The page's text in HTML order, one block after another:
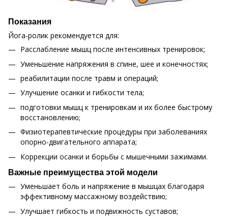
Показания
Йога-ролик рекомендуется для:
Расслабление мышц после интенсивных тренировок;
Уменьшение напряжения в спине, шее и конечностях;
реабилитации после травм и операций;
Улучшение осанки и гибкости тела;
подготовки мышц к тренировкам и их более быстрому
восстановлению;
Физиотерапевтические процедуры при заболеваниях
опорно-двигательного аппарата;
Коррекции осанки и борьбы с мышечными зажимами.
Важные преимущества этой модели
Уменьшает боль и напряжение в мышцах благодаря
эффективному массажному воздействию;
Улучшает гибкость и подвижность суставов;